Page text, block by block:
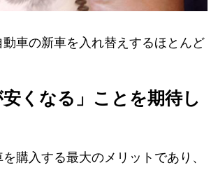
車の新車を入れ替えするほとんど
安くなる」ことを期待し
購入する最大のメリットであり、